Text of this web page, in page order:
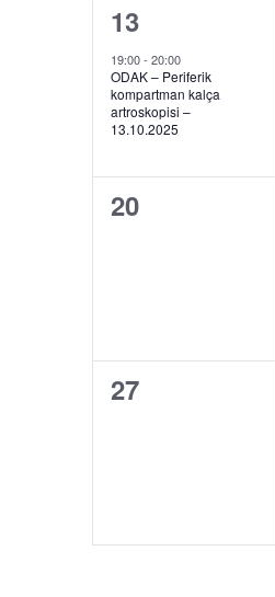
1
etkinlik,
13
19:00- 20:00
ODAK – Periferik
kompartman kalça
artroskopisi –
13.10.2025
0
20
0
27